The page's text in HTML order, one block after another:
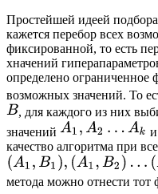
Простейшей идеей
кажется перебор всех
фиксированной, то есть
хначений
определено ограниченное
возможных значений. То
, для каждого из них
значений
и
качество алгоритма при
метода можно отнести тот